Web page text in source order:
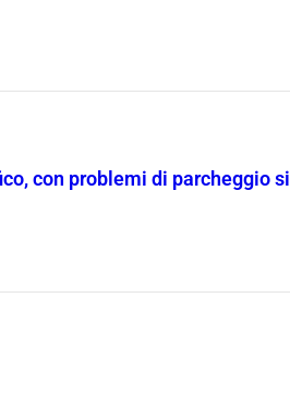
con problemi di parcheggio si